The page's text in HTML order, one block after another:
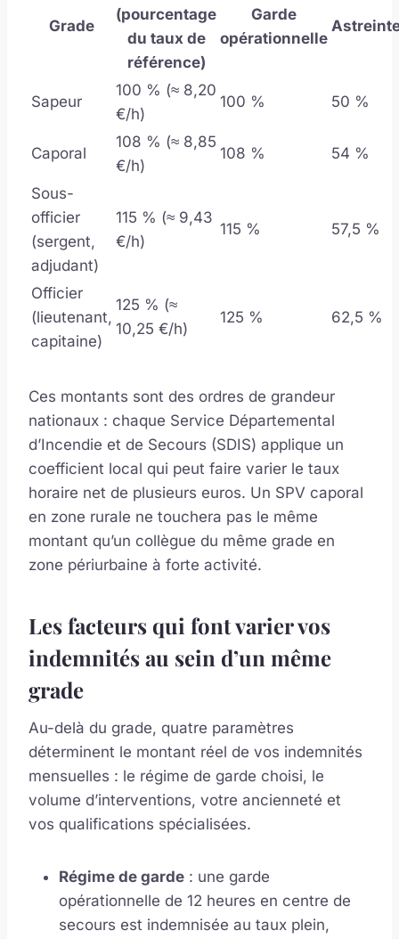
Grade
(pourcentage
du taux de
référence)
Garde
opérationnelle
Sapeur
100 % (≈ 8,20
€/h)
100 % 50 %
Caporal
108 % (≈ 8,85
€/h)
108 % 54 %
Sous-
officier
(sergent,
adjudant)
115 % (≈ 9,43
€/h)
115 % 57,5 %
Officier
(lieutenant,
capitaine)
125 % (≈
10,25 €/h)
125 % 62,5 %
Ces montants sont des ordres de grandeur
nationaux : chaque Service Départemental
d’Incendie et de Secours (SDIS) applique un
coefficient local qui peut faire varier le taux
horaire net de plusieurs euros. Un SPV caporal
en zone rurale ne touchera pas le même
montant qu’un collègue du même grade en
zone périurbaine à forte activité.
Les facteurs qui font varier vos
indemnités au sein d’un même
grade
Au-delà du grade, quatre paramètres
déterminent le montant réel de vos indemnités
mensuelles : le régime de garde choisi, le
volume d’interventions, votre ancienneté et
vos qualifications spécialisées.
Régime de garde : une garde
opérationnelle de 12 heures en centre de
secours est indemnisée au taux plein,